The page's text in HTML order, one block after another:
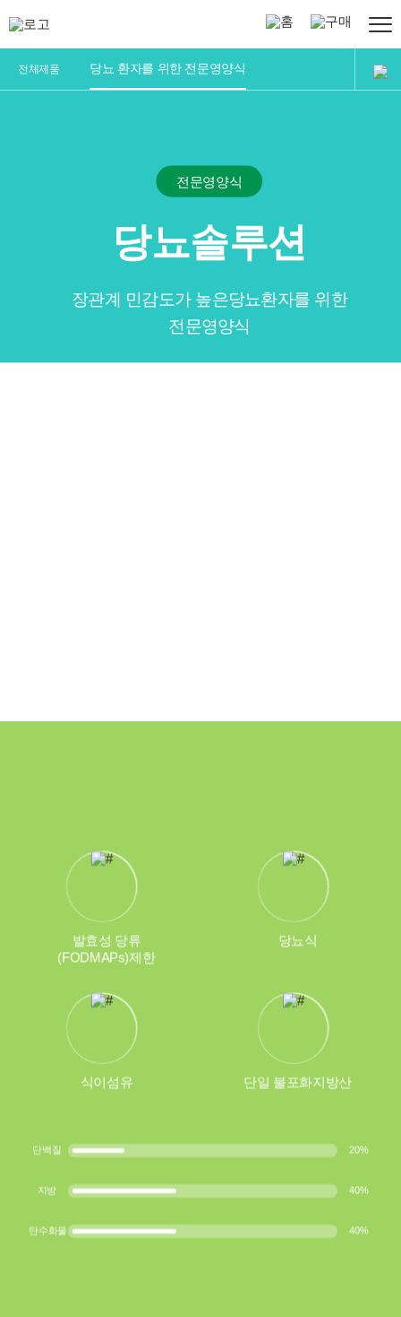
정식품
홈페이지
온라인구매
전문영양식
연하식
전체제품 당뇨 환자를 위한 전문영양식
전문영양식
당뇨솔루션
장관계 민감도가 높은당뇨환자를 위한
전문영양식
발효성 당류
(FODMAPs)제한
당뇨식
식이섬유 단일 불포화지방산
단백질 20%
지방 40%
탄수화물 40%